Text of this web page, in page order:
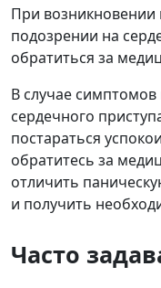
При возникновении
подозрении на
обратиться за
В случае
сердечного
постараться
обратитесь за
отличить
и получить
Часто